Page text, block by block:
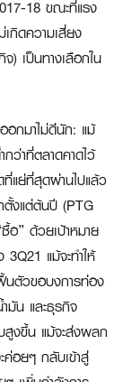
18 ขณะที่แรง
เกิดความเสี่ยง
) เป็นทางเลือกใน
อกมาไม่ดีนัก: แม้
ว่าที่ตลาดคาดไว้
ที่แย่ที่สุดผ่านไปแล้ว
ตั้งแต่ต้นปี (PTG
อ” ด้วยเป้าหมาย
แม้จะทำให้
นตัวขอบงการท่อง
มัน และธุรกิจ
สูงขึ้น แม้จะส่งผลก
ค่อยๆ กลับเข้าสู่